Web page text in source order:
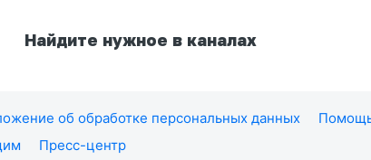
Найдите нужное в каналах
об обработке персональных данных
Пресс-центр